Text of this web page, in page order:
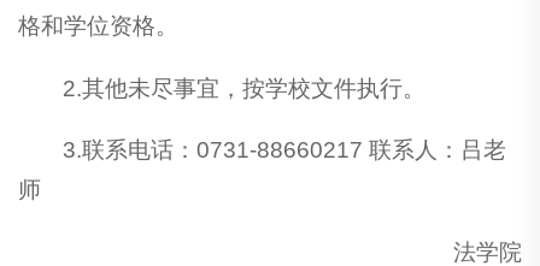
格和学位资格。
2.其他未尽事宜，按学校文件执行。
3.联系电话：0731-88660217 联系人：吕老
师
法学院